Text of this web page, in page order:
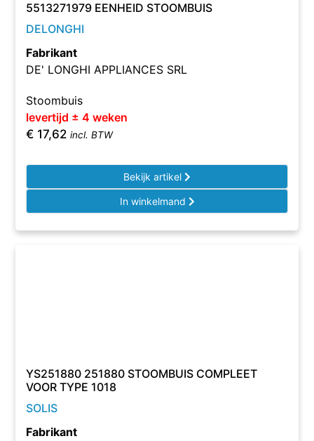
5513271979 EENHEID STOOMBUIS
DELONGHI
Fabrikant
DE' LONGHI APPLIANCES SRL
Stoombuis
levertijd ± 4 weken
€ 17,62 incl. BTW
Bekijk artikel
In winkelmand
YS251880 251880 STOOMBUIS COMPLEET
VOOR TYPE 1018
SOLIS
Fabrikant